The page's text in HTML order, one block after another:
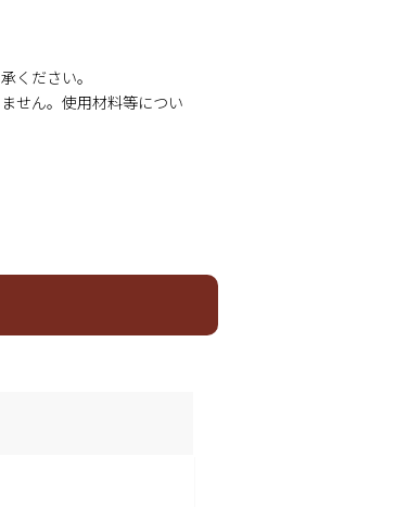
ください。
せん。使用材料等につい